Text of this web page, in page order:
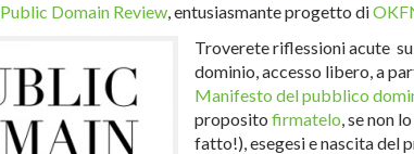
Public Domain Review, entusiasmante progetto di
Troverete riflessioni acute
dominio, accesso libero, a
Manifesto del pubblico
proposito firmatelo, se non
fatto!), esegesi e nascita del